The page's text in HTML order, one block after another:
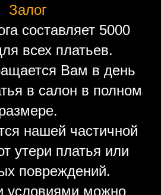
Залог
составляет 5000
всех платьев.
Вам в день
в салон в полном
нашей частичной
утери платья или
повреждений.
условиями можно